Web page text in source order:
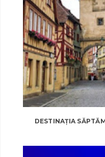
DESTINAȚIA